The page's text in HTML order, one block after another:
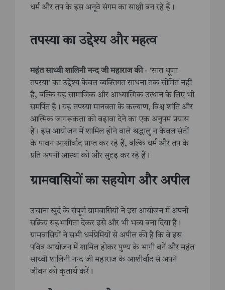
धर्म और तप के इस अनूठे संगम का साक्षी बन रहे हैं।
तपस्या का उद्देश्य और महत्व
महंत साध्वी शालिनी नन्द जी महाराज की- ‘सात धूणा
तपस्या’ का उद्देश्य केवल व्यक्तिगत साधना तक सीमित नहीं
है, बल्कि यह सामाजिक और आध्यात्मिक उत्थान के लिए भी
समर्पित है। यह तपस्या मानवता के कल्याण, विश्व शांति और
आत्मिक जागरूकता को बढ़ावा देने का एक अनुपम प्रयास
है। इस आयोजन में शामिल होने वाले श्रद्धालु न केवल संतों
के पावन आशीर्वाद प्राप्त कर रहे हैं, बल्कि धर्म और तप के
प्रति अपनी आस्था को और सुदृढ़ कर रहे हैं।
ग्रामवासियों का सहयोग और अपील
उचाना खुर्द के संपूर्ण ग्रामवासियों ने इस आयोजन में अपनी
सक्रिय सहभागिता देकर इसे और भी भव्य बना दिया है।
ग्रामवासियों ने सभी धर्मप्रेमियों से अपील की है कि वे इस
पवित्र आयोजन में शामिल होकर पुण्य के भागी बनें और महंत
साध्वी शालिनी नन्द जी महाराज के आशीर्वाद से अपने
जीवन को कृतार्थ करें।